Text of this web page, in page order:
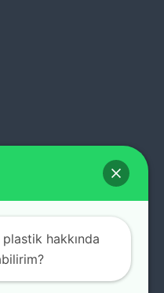
hakkında